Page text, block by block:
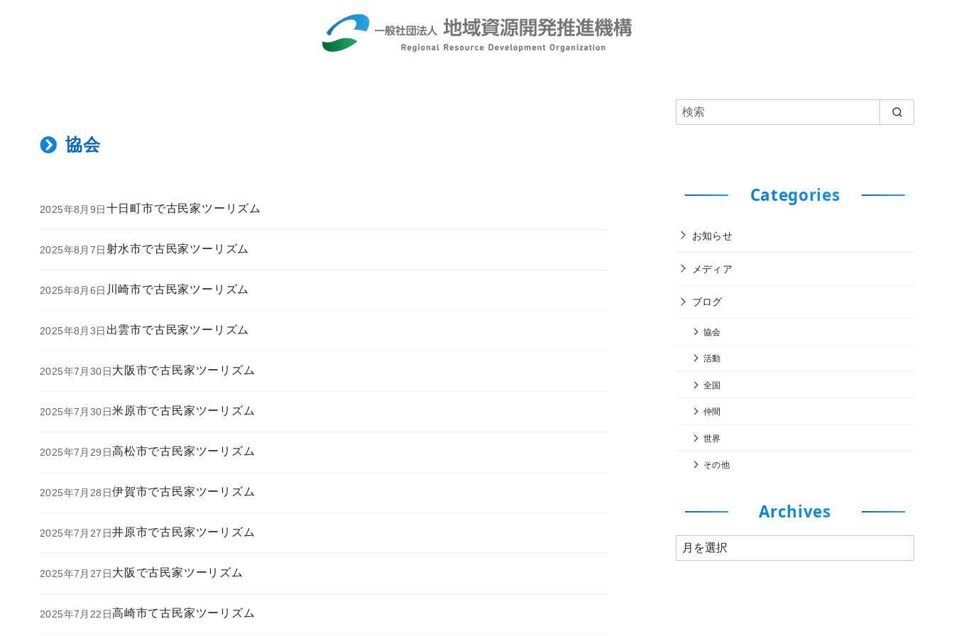
協会
2025年8月9日十日町市で古民家ツーリズム
2025年8月7日 射水市で古民家ツーリズム
2025年8月6日 川崎市で古民家ツーリズム
2025年8月3日 出雲市で古民家ツーリズム
2025年7月30日大阪市で古民家ツーリズム
2025年7月30日米原市で古民家ツーリズム
2025年7月29日高松市で古民家ツーリズム
2025年7月28日伊賀市で古民家ツーリズム
2025年7月27日井原市で古民家ツーリズム
2025年7月27日大阪で古民家ツーリズム
2025年7月22日高崎市て古民家ツーリズム
Categories
お知らせ
メディア
ブログ
協会
活動
全国
仲間
世界
その他
Archives
r